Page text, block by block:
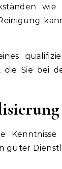
Sie bei
guter